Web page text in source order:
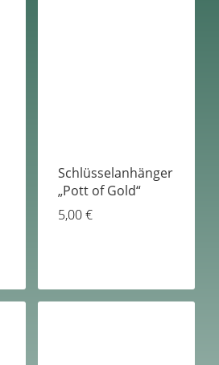
Schlüsselanhänger
„Pott of Gold“
5,00€